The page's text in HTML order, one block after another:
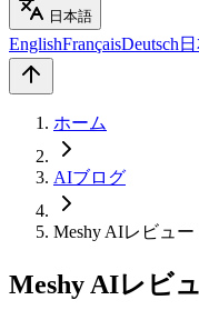
日本語
EnglishFrançaisDeutsch
ホーム
AIブログ
Meshy AIレビュ
Meshy AIレビ